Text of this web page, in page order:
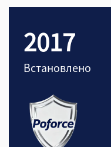
2017
Встановлено